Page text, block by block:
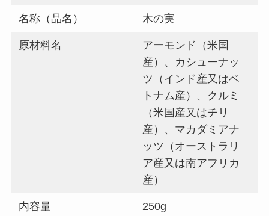
名称（品名） 木の実
原材料名
アーモンド（米国
産）、カシューナッ
ツ（インド産又はベ
トナム産）、クルミ
（米国産又はチリ
産）、マカダミアナ
ッツ（オーストラリ
ア産又は南アフリカ
産）
内容量 250g